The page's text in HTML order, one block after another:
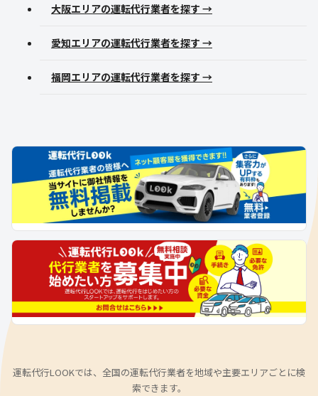
大阪エリアの運転代行業者を探す →
愛知エリアの運転代行業者を探す →
福岡エリアの運転代行業者を探す →
運転代行LOOKでは、全国の運転代行業者を地域や主要エリアごとに検
索できます。